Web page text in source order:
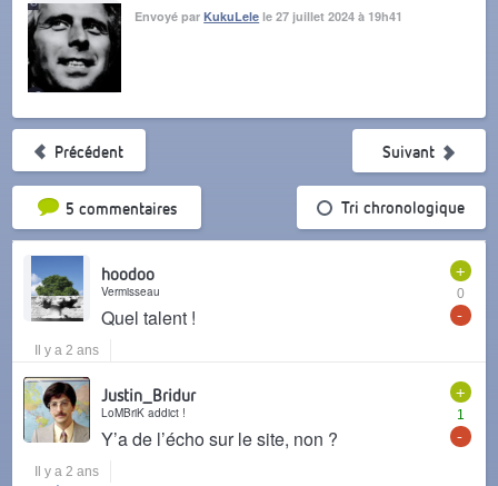
Envoyé parKukuLele le 27 juillet 2024 à 19h41
Précédent
5 commentairesTri par popularité Tri chronologique
Suivant
+
0
-
hoodoo
Vermisseau
Quel talent !
Il y a 2 ans
+
1
-
Justin_Bridur
LoMBriK addict !
Y’a de l’écho sur le site, non ?
Il y a 2 ans